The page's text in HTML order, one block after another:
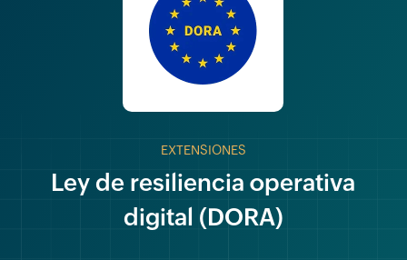
EXTENSIONES
Ley de resiliencia operativa
digital (DORA)